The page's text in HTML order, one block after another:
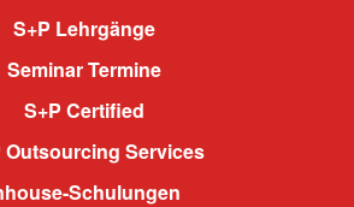
S+P Lehrgänge
Seminar Termine
S+P Certified
Outsourcing Services
Schulungen